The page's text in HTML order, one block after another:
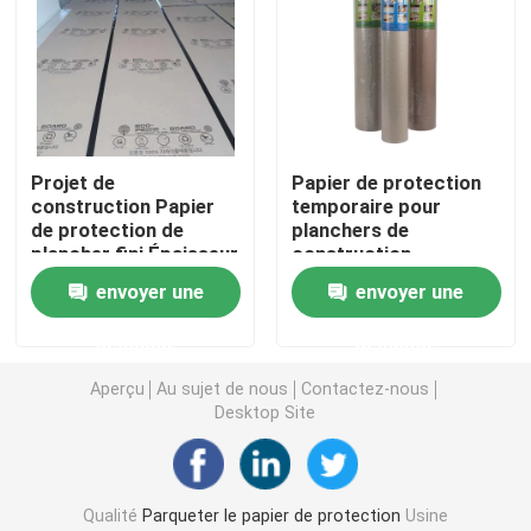
Revêtement de sol protecteur provisoire
Papier noir de carton
Ruban adhésif respirable
Papier de petit pain de emballage
Papier coloré Rolls
Papier réutilisé de carton
Projet de
construction Papier
de protection de
plancher fini Épaisseur
1 mm Recyclable
envoyer une
Papier de protection
temporaire pour
planchers de
construction
envoyer une
Aperçu Au sujet de nous
Contactez-nous
Desktop Site
Qualité Parqueter le papier de protection Usine